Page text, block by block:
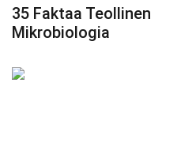
35 Faktaa Teollinen
Mikrobiologia